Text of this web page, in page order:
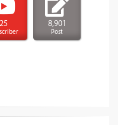
25 8,901
Post